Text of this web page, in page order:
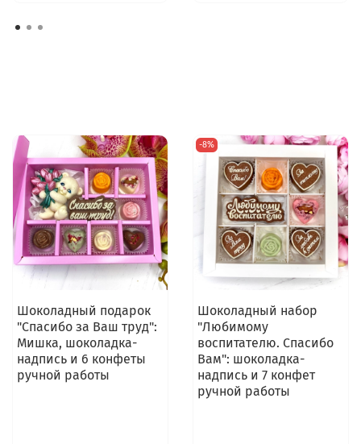
Шоколадный подарок
"Спасибо за Ваш труд":
Мишка, шоколадка-
надпись и 6 конфеты
ручной работы
-8%
Шоколадный набор
"Любимому
воспитателю. Спасибо
Вам": шоколадка-
надпись и 7 конфет
ручной работы